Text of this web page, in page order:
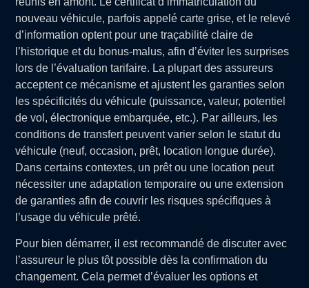
nouveau véhicule, parfois appelé carte grise, et le relevé
d’information optent pour une traçabilité claire de
l’historique et du bonus-malus, afin d’éviter les surprises
lors de l’évaluation tarifaire. La plupart des assureurs
acceptent ce mécanisme et ajustent les garanties selon
les spécificités du véhicule (puissance, valeur, potentiel
de vol, électronique embarquée, etc.). Par ailleurs, les
conditions de transfert peuvent varier selon le statut du
véhicule (neuf, occasion, prêt, location longue durée).
Dans certains contextes, un prêt ou une location peut
nécessiter une adaptation temporaire ou une extension
de garanties afin de couvrir les risques spécifiques à
l’usage du véhicule prêté.
Pour bien démarrer, il est recommandé de discuter avec
l’assureur le plus tôt possible dès la confirmation du
changement. Cela permet d’évaluer les options et